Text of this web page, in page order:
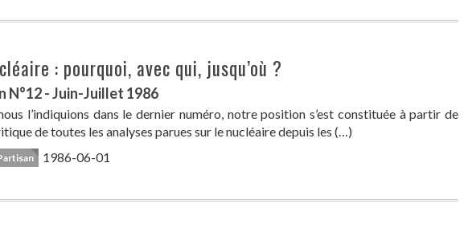
: pourquoi, avec qui, jusqu’où ?
N°12 - Juin-Juillet 1986
l’indiquions dans le dernier numéro, notre position s’est constituée à partir de
de toutes les analyses parues sur le nucléaire depuis les (…)
1986-06-01